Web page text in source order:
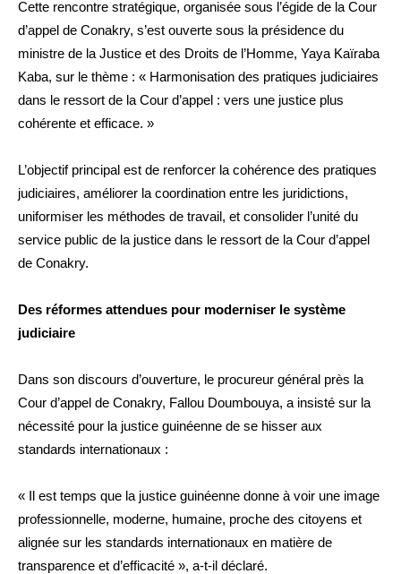
Cette rencontre stratégique, organisée sous l’égide de la Cour
d’appel de Conakry, s’est ouverte sous la présidence du
ministre de la Justice et des Droits de l’Homme, Yaya Kaïraba
Kaba, sur le thème : « Harmonisation des pratiques judiciaires
dans le ressort de la Cour d’appel : vers une justice plus
cohérente et efficace. »
L’objectif principal est de renforcer la cohérence des pratiques
judiciaires, améliorer la coordination entre les juridictions,
uniformiser les méthodes de travail, et consolider l’unité du
service public de la justice dans le ressort de la Cour d’appel
de Conakry.
Des réformes attendues pour moderniser le système
judiciaire
Dans son discours d’ouverture, le procureur général près la
Cour d’appel de Conakry, Fallou Doumbouya, a insisté sur la
nécessité pour la justice guinéenne de se hisser aux
standards internationaux :
« Il est temps que la justice guinéenne donne à voir une image
professionnelle, moderne, humaine, proche des citoyens et
alignée sur les standards internationaux en matière de
transparence et d’efficacité », a-t-il déclaré.